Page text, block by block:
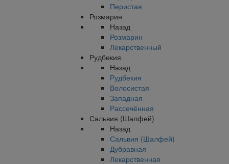
Перистая
Розмарин
Назад
Розмарин
Лекарственный
Рудбекия
Назад
Рудбекия
Волосистая
Западная
Рассечённая
Сальвия (Шалфей)
Назад
Сальвия (Шалфей)
Дубравная
Лекарственная